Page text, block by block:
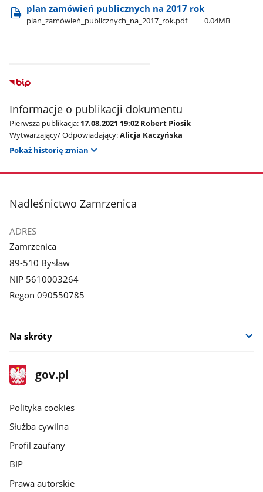
plan zamówień publicznych na 2017 rok
plan​_zamówień​_publicznych​_na​_2017​_rok.pdf 0.04MB
Informacje o publikacji dokumentu
Pierwsza publikacja: 17.08.2021 19:02 Robert Piosik
Wytwarzający/ Odpowiadający:Alicja Kaczyńska
Pokaż historię zmian
stopka
Nadleśnictwo Zamrzenica
ADRES
Zamrzenica
89-510 Bysław
NIP 5610003264
Regon 090550785
Na skróty
stopka
gov.pl
Strona
gov.pl
gov.pl
Polityka cookies
Służba cywilna
Profil zaufany
BIP
Prawa autorskie